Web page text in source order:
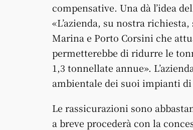
compensative. Una dà l’idea
«L’azienda, su nostra
Marina e Porto Corsini che
permetterebbe di ridurre le
1,3 tonnellate annue».
ambientale dei suoi impianti di
Le rassicurazioni sono
a breve procederà con la